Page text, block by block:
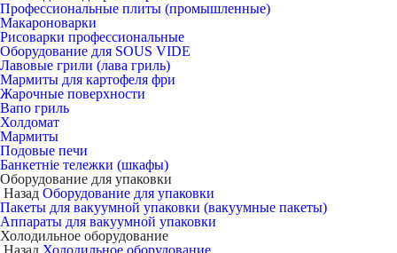
Профессиональные плиты (промышленные)
Макароноварки
Рисоварки профессиональные
Оборудование для SOUS VIDE
Лавовые грили (лава гриль)
Мармиты для картофеля фри
Жарочные поверхности
Вапо гриль
Холдомат
Мармиты
Подовые печи
Банкетніе тележки (шкафы)
Оборудование для упаковки
Назад Оборудование для упаковки
Пакеты для вакуумной упаковки (вакуумные пакеты)
Аппараты для вакуумной упаковки
Холодильное оборудование
Назад Холодильное оборудование